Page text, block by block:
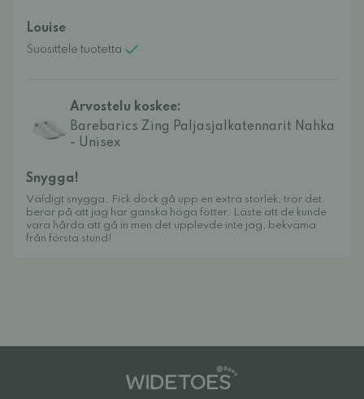
Louise
Suosittele tuotetta
Arvostelu koskee:
Barebarics Zing Paljasjalkatennarit Nahka
- Unisex
Snygga!
Väldigt snygga. Fick dock gå upp en extra storlek, tror det
beror på att jag har ganska höga fötter. Läste att de kunde
vara hårda att gå in men det upplevde inte jag, bekväma
från första stund!